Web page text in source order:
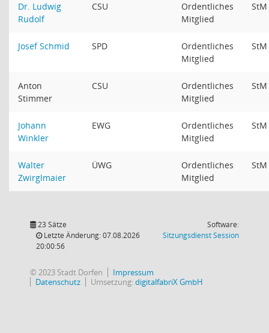
Dr. Ludwig
Rudolf
CSU
Ordentliches
Mitglied
StM
Josef Schmid SPD
Ordentliches
Mitglied
StM
Anton
Stimmer
CSU
Ordentliches
Mitglied
StM
Johann
Winkler
EWG
Ordentliches
Mitglied
StM
Walter
Zwirglmaier
ÜWG
Ordentliches
Mitglied
StM
23 Sätze
Letzte Änderung: 07.08.2026
20:00:56
Software:
SitzungsdienstSession(Wird in
© 2023 Stadt Dorfen
Impressum
Datenschutz
Umsetzung:digitalfabriX GmbH